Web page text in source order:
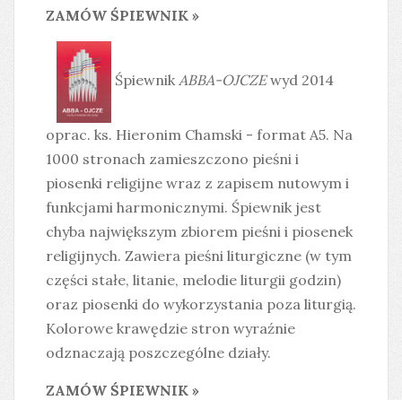
ZAMÓW ŚPIEWNIK »
Śpiewnik ABBA-OJCZEwyd 2014
oprac. ks. Hieronim Chamski - format A5. Na
1000 stronach zamieszczono pieśni i
piosenki religijne wraz z zapisem nutowym i
funkcjami harmonicznymi. Śpiewnik jest
chyba największym zbiorem pieśni i piosenek
religijnych. Zawiera pieśni liturgiczne (w tym
części stałe, litanie, melodie liturgii godzin)
oraz piosenki do wykorzystania poza liturgią.
Kolorowe krawędzie stron wyraźnie
odznaczają poszczególne działy.
ZAMÓW ŚPIEWNIK »